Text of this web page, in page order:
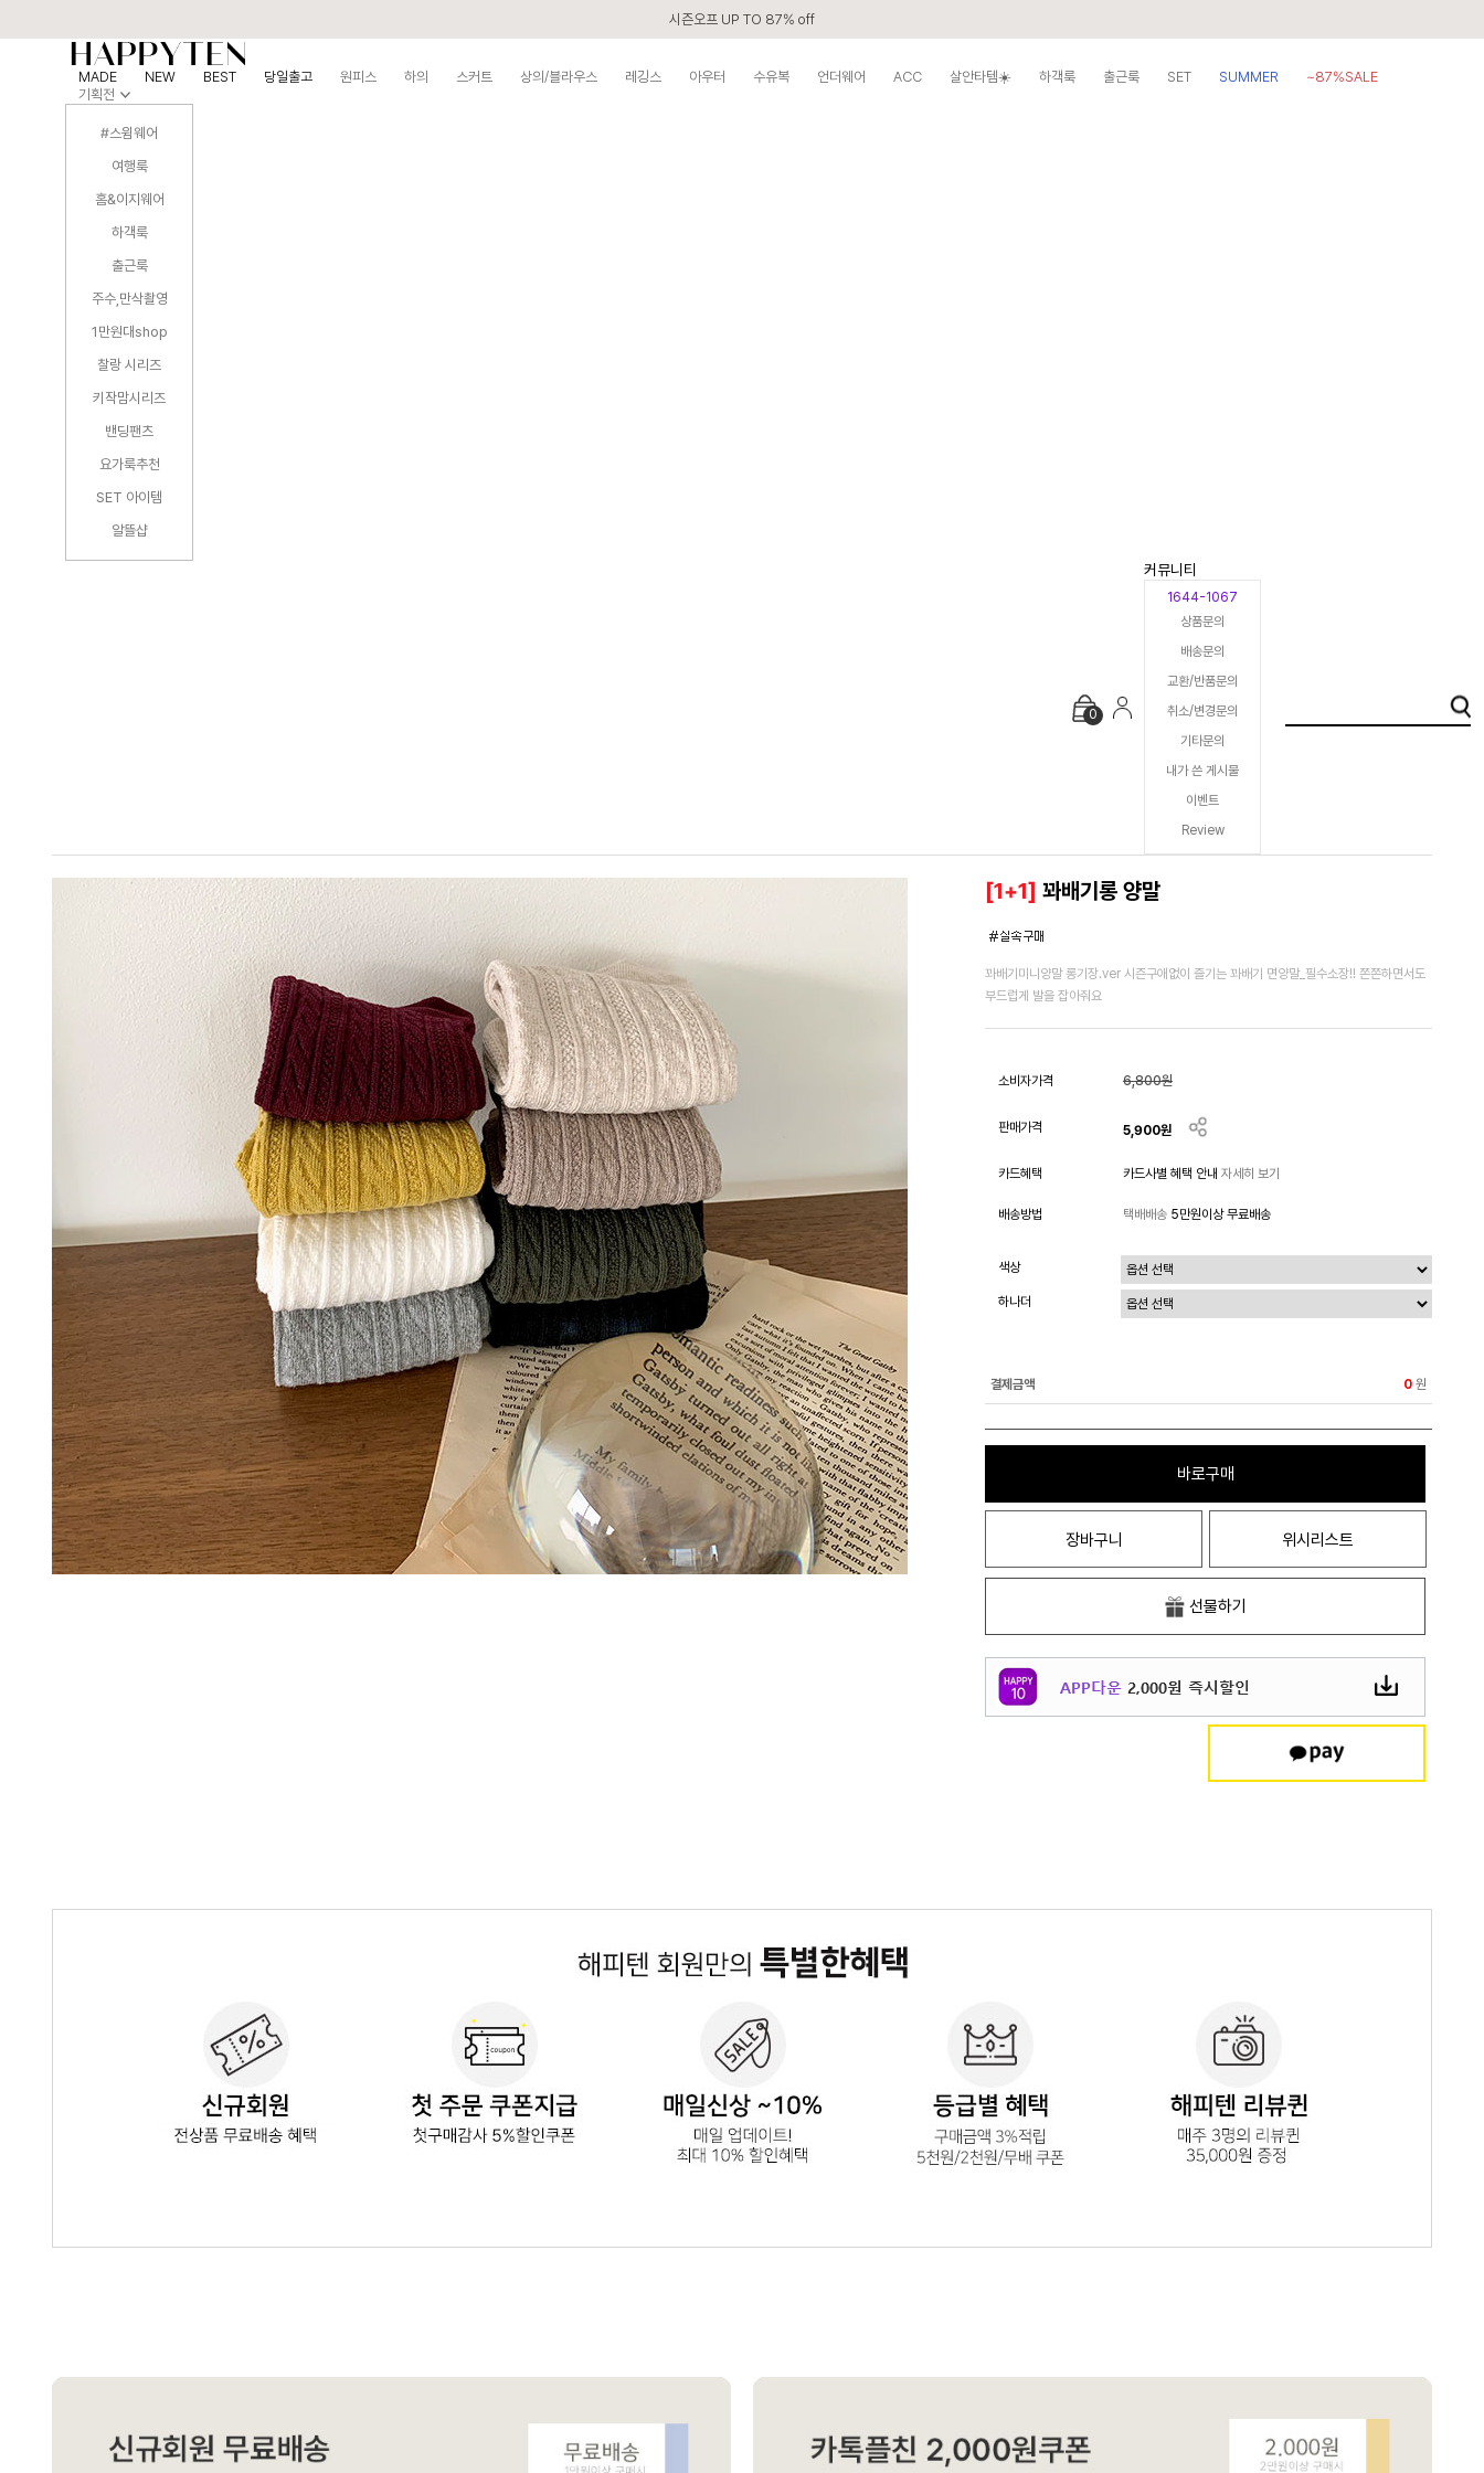
시즌오프 UP TO 87% off
MADE NEW BEST 당일출고 원피스 하의 스커트 상의/블라우스 레깅스 아우터 수유복 언더웨어 ACC 살안타템☀️ 하객룩 출근룩 SET SUMMER
~87%SALE
기획전
#스윔웨어
여행룩
홈&이지웨어
하객룩
출근룩
주수,만삭촬영
1만원대shop
찰랑 시리즈
키작맘시리즈
밴딩팬츠
요가룩추천
SET 아이템
알뜰샵
0
커뮤니티
1644-1067
상품문의
배송문의
교환/반품문의
취소/변경문의
기타문의
내가 쓴 게시물
이벤트
Review
[1+1] 꽈배기롱 양말
꽈배기미니양말 롱기장.ver 시즌구애없이 즐기는 꽈배기 면양말_필수소장!! 쫀쫀하면서도
부드럽게 발을 잡아줘요
소비자가격 6,800원
판매가격 5,900원
카드혜택 카드사별 혜택 안내 자세히 보기
배송방법 택배배송 5만원이상 무료배송
색상
하나더
결제금액 0 원
바로구매
장바구니 위시리스트
선물하기